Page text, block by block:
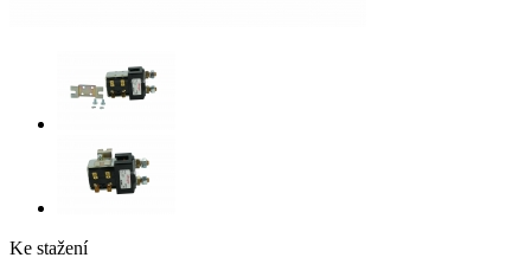
Ke stažení